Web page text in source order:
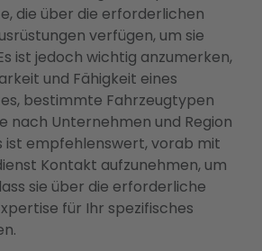
die über die erforderlichen
verfügen, um sie
ist jedoch wichtig anzumerken,
und Fähigkeit eines
bestimmte Fahrzeugtypen
nach Unternehmen und Region
ist empfehlenswert, vorab mit
Kontakt aufzunehmen, um
sie über die erforderliche
für Ihr spezifisches